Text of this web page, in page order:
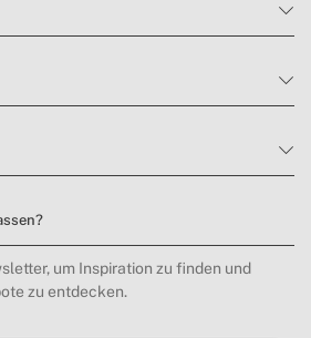
um Inspiration zu finden und
zu entdecken.